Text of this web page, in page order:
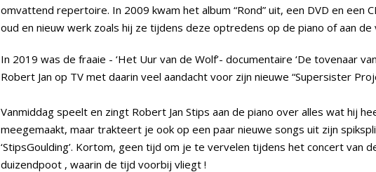
omvattend repertoire. In 2009 kwam het album “Rond” uit, een DVD en een
oud en nieuw werk zoals hij ze tijdens deze optredens op de piano of aan de
In 2019 was de fraaie - ‘Het Uur van de Wolf’- documentaire ‘De tovenaar
Robert Jan op TV met daarin veel aandacht voor zijn nieuwe “Supersister
Vanmiddag speelt en zingt Robert Jan Stips aan de piano over alles wat hij
meegemaakt, maar trakteert je ook op een paar nieuwe songs uit zijn
‘StipsGoulding’. Kortom, geen tijd om je te vervelen tijdens het concert van
duizendpoot , waarin de tijd voorbij vliegt !